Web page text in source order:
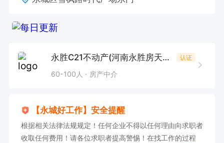
永胜C21不动产(河南永胜房天下房产经纪有限公司) 认证
60-100人 房产中介
【永城好工作】安全提醒
根据相关法律法规规定！任何企业不得以任何理由向求职者
收取任何费用！请各位求职者提高警惕！在找工作的过程